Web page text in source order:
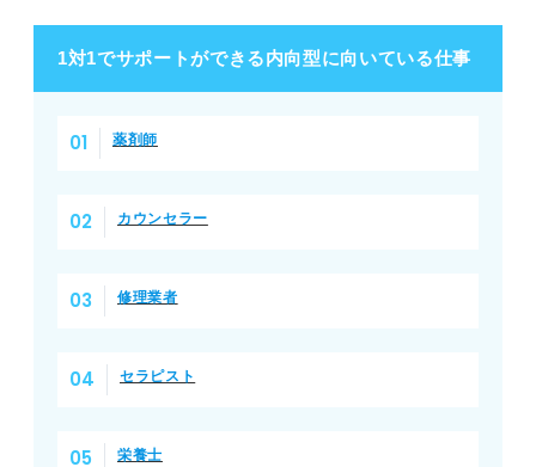
1対1でサポートができる内向型に向いている仕事
薬剤師
カウンセラー
修理業者
セラピスト
栄養士